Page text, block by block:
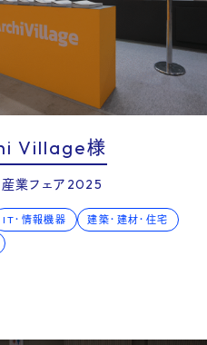
Village様
産業フェア2025
IT・情報機器
建築・建材・住宅